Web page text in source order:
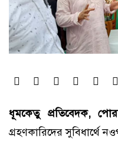
ধূমকেতু প্রতিবেদক,
গ্রহণকারিদের সুবিধার্থে